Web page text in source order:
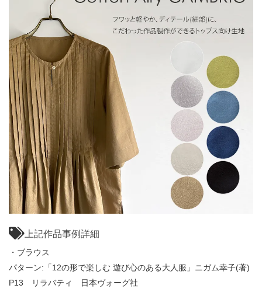
上記作品事例詳細
・ブラウス
パターン:「12の形で楽しむ 遊び心のある大人服」ニガム幸子(著)
P13 リラバティ 日本ヴォーグ社